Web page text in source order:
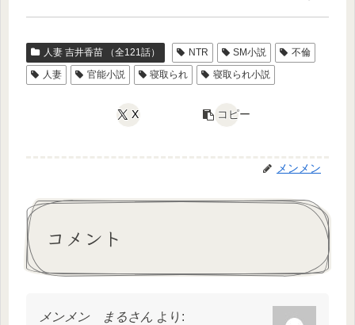
人妻 吉井香苗 （全121話） NTR SM小説
不倫
人妻
官能小説 寝取られ 寝取られ小説
X コピー
メンメン
コメント
メンメン まるさん より: